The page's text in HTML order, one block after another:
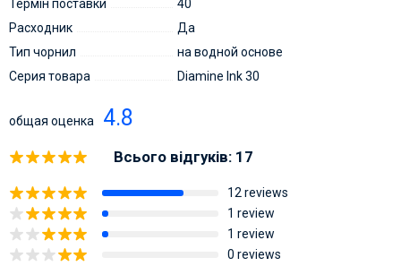
Термін поставки
40
Расходник
Да
Тип чорнил
на водной основе
Серия товара
Diamine Ink 30
4.8
общая оценка
Всього відгуків: 17
12 reviews
1 review
1 review
0 reviews